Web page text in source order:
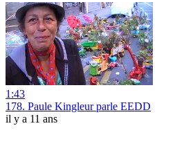
1:43
178. Paule Kingleur parle EEDD
il y a 11 ans